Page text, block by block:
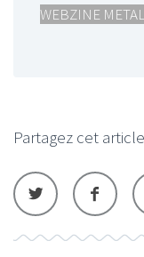
WEBZINE METAL
Partagez cet